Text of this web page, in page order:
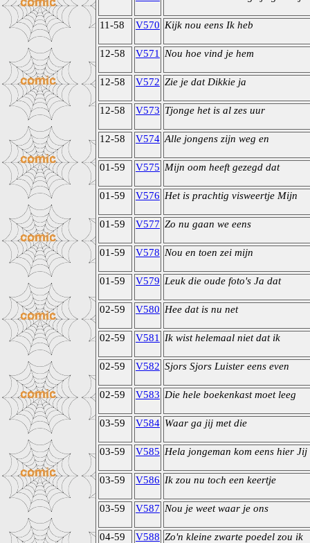
11-58 V570 Kijk nou eens Ik heb
12-58 V571 Nou hoe vind je hem
12-58 V572 Zie je dat Dikkie ja
12-58 V573 Tjonge het is al zes uur
12-58 V574 Alle jongens zijn weg en
01-59 V575 Mijn oom heeft gezegd dat
01-59 V576 Het is prachtig visweertje Mijn
01-59 V577 Zo nu gaan we eens
01-59 V578 Nou en toen zei mijn
01-59 V579 Leuk die oude foto's Ja dat
02-59 V580 Hee dat is nu net
02-59 V581 Ik wist helemaal niet dat ik
02-59 V582 Sjors Sjors Luister eens even
02-59 V583 Die hele boekenkast moet leeg
03-59 V584 Waar ga jij met die
03-59 V585 Hela jongeman kom eens hier Jij
03-59 V586 Ik zou nu toch een keertje
03-59 V587 Nou je weet waar je ons
04-59 V588 Zo'n kleine zwarte poedel zou ik